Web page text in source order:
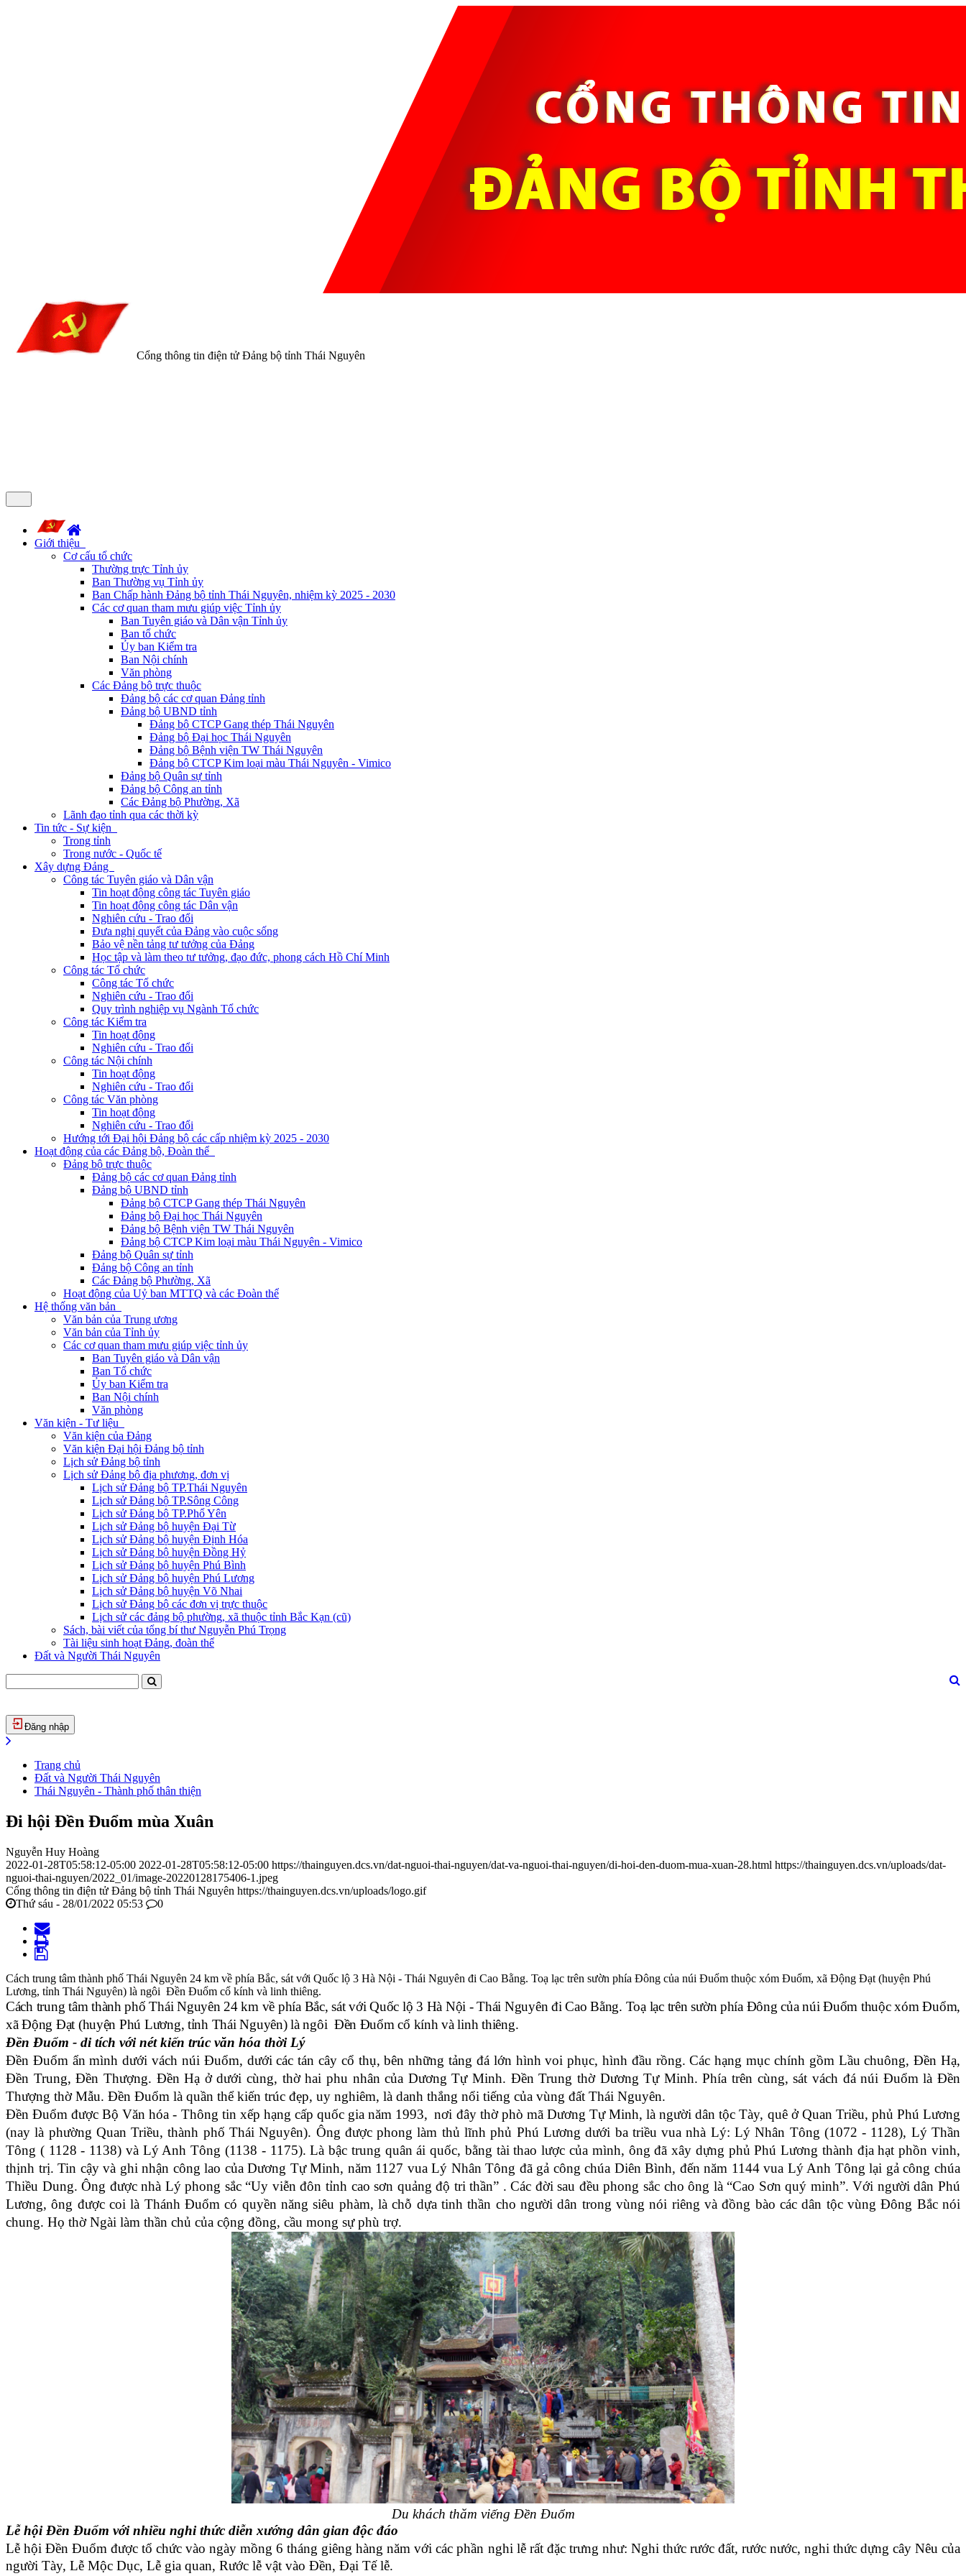
Cổng thông tin điện tử Đảng bộ tỉnh Thái Nguyên
Giới thiệu
Cơ cấu tổ chức
Thường trực Tỉnh ủy
Ban Thường vụ Tỉnh ủy
Ban Chấp hành Đảng bộ tỉnh Thái Nguyên, nhiệm kỳ 2025 - 2030
Các cơ quan tham mưu giúp việc Tỉnh ủy
Ban Tuyên giáo và Dân vận Tỉnh ủy
Ban tổ chức
Ủy ban Kiểm tra
Ban Nội chính
Văn phòng
Các Đảng bộ trực thuộc
Đảng bộ các cơ quan Đảng tỉnh
Đảng bộ UBND tỉnh
Đảng bộ CTCP Gang thép Thái Nguyên
Đảng bộ Đại học Thái Nguyên
Đảng bộ Bệnh viện TW Thái Nguyên
Đảng bộ CTCP Kim loại màu Thái Nguyên - Vimico
Đảng bộ Quân sự tỉnh
Đảng bộ Công an tỉnh
Các Đảng bộ Phường, Xã
Lãnh đạo tỉnh qua các thời kỳ
Tin tức - Sự kiện
Trong tỉnh
Trong nước - Quốc tế
Xây dựng Đảng
Công tác Tuyên giáo và Dân vận
Tin hoạt động công tác Tuyên giáo
Tin hoạt động công tác Dân vận
Nghiên cứu - Trao đổi
Đưa nghị quyết của Đảng vào cuộc sống
Bảo vệ nền tảng tư tưởng của Đảng
Học tập và làm theo tư tưởng, đạo đức, phong cách Hồ Chí Minh
Công tác Tổ chức
Công tác Tổ chức
Nghiên cứu - Trao đổi
Quy trình nghiệp vụ Ngành Tổ chức
Công tác Kiểm tra
Tin hoạt động
Nghiên cứu - Trao đổi
Công tác Nội chính
Tin hoạt động
Nghiên cứu - Trao đổi
Công tác Văn phòng
Tin hoạt động
Nghiên cứu - Trao đổi
Hướng tới Đại hội Đảng bộ các cấp nhiệm kỳ 2025 - 2030
Hoạt động của các Đảng bộ, Đoàn thể
Đảng bộ trực thuộc
Đảng bộ các cơ quan Đảng tỉnh
Đảng bộ UBND tỉnh
Đảng bộ CTCP Gang thép Thái Nguyên
Đảng bộ Đại học Thái Nguyên
Đảng bộ Bệnh viện TW Thái Nguyên
Đảng bộ CTCP Kim loại màu Thái Nguyên - Vimico
Đảng bộ Quân sự tỉnh
Đảng bộ Công an tỉnh
Các Đảng bộ Phường, Xã
Hoạt động của Uỷ ban MTTQ và các Đoàn thể
Hệ thống văn bản
Văn bản của Trung ương
Văn bản của Tỉnh ủy
Các cơ quan tham mưu giúp việc tỉnh ủy
Ban Tuyên giáo và Dân vận
Ban Tổ chức
Ủy ban Kiểm tra
Ban Nội chính
Văn phòng
Văn kiện - Tư liệu
Văn kiện của Đảng
Văn kiện Đại hội Đảng bộ tỉnh
Lịch sử Đảng bộ tỉnh
Lịch sử Đảng bộ địa phương, đơn vị
Lịch sử Đảng bộ TP.Thái Nguyên
Lịch sử Đảng bộ TP.Sông Công
Lịch sử Đảng bộ TP.Phổ Yên
Lịch sử Đảng bộ huyện Đại Từ
Lịch sử Đảng bộ huyện Định Hóa
Lịch sử Đảng bộ huyện Đồng Hỷ
Lịch sử Đảng bộ huyện Phú Bình
Lịch sử Đảng bộ huyện Phú Lương
Lịch sử Đảng bộ huyện Võ Nhai
Lịch sử Đảng bộ các đơn vị trực thuộc
Lịch sử các đảng bộ phường, xã thuộc tỉnh Bắc Kạn (cũ)
Sách, bài viết của tổng bí thư Nguyễn Phú Trọng
Tài liệu sinh hoạt Đảng, đoàn thể
Đất và Người Thái Nguyên
Đăng nhập
Trang chủ
Đất và Người Thái Nguyên
Thái Nguyên - Thành phố thân thiện
Đi hội Đền Đuổm mùa Xuân
Nguyễn Huy Hoàng
2022-01-28T05:58:12-05:00 2022-01-28T05:58:12-05:00 https://thainguyen.dcs.vn/dat-nguoi-thai-nguyen/dat-va-nguoi-thai-nguyen/di-hoi-den-duom-mua-xuan-28.html https://thainguyen.dcs.vn/uploads/dat-
nguoi-thai-nguyen/2022_01/image-20220128175406-1.jpeg
Cổng thông tin điện tử Đảng bộ tỉnh Thái Nguyên https://thainguyen.dcs.vn/uploads/logo.gif
Thứ sáu - 28/01/2022 05:53
0
Cách trung tâm thành phố Thái Nguyên 24 km về phía Bắc, sát với Quốc lộ 3 Hà Nội - Thái Nguyên đi Cao Bằng. Toạ lạc trên sườn phía Đông của núi Đuổm thuộc xóm Đuổm, xã Động Đạt (huyện Phú
Lương, tỉnh Thái Nguyên) là ngôi Đền Đuổm cổ kính và linh thiêng.
Cách trung tâm thành phố Thái Nguyên 24 km về phía Bắc, sát với Quốc lộ 3 Hà Nội - Thái Nguyên đi Cao Bằng. Toạ lạc trên sườn phía Đông của núi Đuổm thuộc xóm Đuổm,
xã Động Đạt (huyện Phú Lương, tỉnh Thái Nguyên) là ngôi Đền Đuổm cổ kính và linh thiêng.
Đền Đuổm - di tích với nét kiến trúc văn hóa thời Lý
Đền Đuổm ẩn mình dưới vách núi Đuổm, dưới các tán cây cổ thụ, bên những tảng đá lớn hình voi phục, hình đầu rồng. Các hạng mục chính gồm Lầu chuông, Đền Hạ,
Đền Trung, Đền Thượng. Đền Hạ ở dưới cùng, thờ hai phu nhân của Dương Tự Minh. Đền Trung thờ Dương Tự Minh. Phía trên cùng, sát vách đá núi Đuổm là Đền
Thượng thờ Mẫu. Đền Đuổm là quần thể kiến trúc đẹp, uy nghiêm, là danh thắng nổi tiếng của vùng đất Thái Nguyên.
Đền Đuổm được Bộ Văn hóa - Thông tin xếp hạng cấp quốc gia năm 1993, nơi đây thờ phò mã Dương Tự Minh,là người dân tộc Tày, quê ở Quan Triều, phủ Phú Lương
(nay là phường Quan Triều, thành phố Thái Nguyên). Ông được phong làm thủ lĩnh phủ Phú Lương dưới ba triều vua nhà Lý: Lý Nhân Tông (1072- 1128), Lý Thần
Tông ( 1128- 1138) và Lý Anh Tông (1138 -1175). Là bậc trung quân ái quốc, bằng tài thao lược của mình, ông đã xây dựng phủ Phú Lương thành địa hạt phồn vinh,
thịnh trị. Tin cậy và ghi nhận công lao của Dương Tự Minh, năm 1127 vua Lý Nhân Tông đã gả công chúa Diên Bình, đến năm 1144 vua Lý Anh Tông lại gả công chúa
Thiều Dung. Ông được nhà Lý phong sắc “Uy viễn đôn tỉnh cao sơn quảng độ tri thần” . Các đời sau đều phong sắc cho ông là “Cao Sơn quý minh”. Với người dân Phú
Lương, ông được coi là Thánh Đuổm có quyền năng siêu phàm, là chỗ dựa tinh thần cho người dân trong vùng nói riêng và đồng bào các dân tộc vùng Đông Bắc nói
chung. Họ thờ Ngài làm thần chủ của cộng đồng, cầu mong sự phù trợ.
Du khách thăm viếng Đền Đuổm
Lễ hội Đền Đuổm với nhiều nghi thức diễn xướng dân gian độc đáo
Lễ hội Đền Đuổm được tổ chức vào ngày mồng 6 tháng giêng hàng năm với các phần nghi lễ rất đặc trưng như: Nghi thức rước đất, rước nước, nghi thức dựng cây Nêu của
người Tày, Lễ Mộc Dục, Lễ gia quan, Rước lễ vật vào Đền, Đại Tế lễ.